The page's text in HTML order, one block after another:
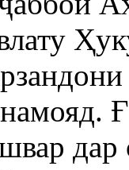
дар